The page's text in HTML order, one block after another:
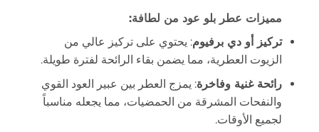
مميزات عطر بلو عود من لطافة:
تركيز أو دي برفيوم: يحتوي على تركيز عالي من
الزيوت العطرية، مما يضمن بقاء الرائحة لفترة طويلة.
رائحة غنية وفاخرة: يمزج العطر بين عبير العود القوي
والنفحات المشرقة من الحمضيات، مما يجعله مناسباً
لجميع الأوقات.